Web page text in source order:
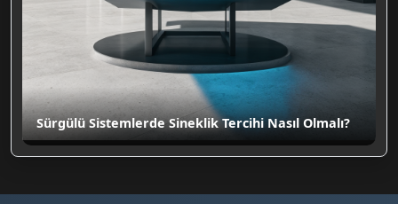
Sürgülü Sistemlerde Sineklik Tercihi Nasıl Olmalı?